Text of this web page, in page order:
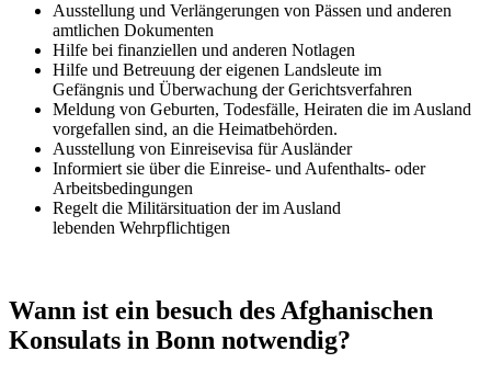
Ausstellung und Verlängerungen von Pässen und anderen
amtlichen Dokumenten
Hilfe bei finanziellen und anderen Notlagen
Hilfe und Betreuung der eigenen Landsleute im
Gefängnis und Überwachung der Gerichtsverfahren
Meldung von Geburten, Todesfälle, Heiraten die im Ausland
vorgefallen sind, an die Heimatbehörden.
Ausstellung von Einreisevisa für Ausländer
Informiert sie über die Einreise- und Aufenthalts- oder
Arbeitsbedingungen
Regelt die Militärsituation der im Ausland
lebenden Wehrpflichtigen
Wann ist ein besuch des Afghanischen
Konsulats in Bonn notwendig?